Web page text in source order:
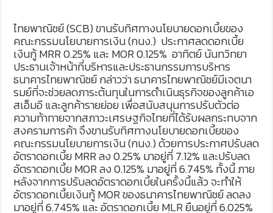
ไทยพาณิชย์ (SCB) ขานรับทิศทางนโยบายดอกเบี้ยของ
คณะกรรมนโยบายการเงิน (กนง.) ประกาศลดดอกเบี้ย
เงินกู้ MRR 0.25% และ MOR 0.125% อาทิตย์ นันทวิทยา
ประธานเจ้าหน้าที่บริหารและประธานกรรมการบริหาร
ธนาคารไทยพาณิชย์ กล่าวว่า ธนาคารไทยพาณิชย์มีเจตนา
รมย์ที่จะช่วยลดภาระต้นทุนในการดำเนินธุรกิจของลูกค้าเอ
สเอ็มอี และลูกค้ารายย่อย เพื่อสนับสนุนการปรับตัวต่อ
ความท้าทายจากสภาวะเศรษฐกิจไทยที่ได้รับผลกระทบจาก
สงครามการค้า จึงขานรับทิศทางนโยบายดอกเบี้ยของ
คณะกรรมนโยบายการเงิน (กนง.) ด้วยการประกาศปรับลด
อัตราดอกเบี้ย MRR ลง 0.25% มาอยู่ที่ 7.12% และปรับลด
อัตราดอกเบี้ย MOR ลง 0.125% มาอยู่ที่ 6.745% ทั้งนี้ ภาย
หลังจากการปรับลดอัตราดอกเบี้ยในครั้งนี้แล้ว จะทำให้
อัตราดอกเบี้ยเงินกู้ MOR ของธนาคารไทยพาณิชย์ ลดลง
มาอยู่ที่ 6.745% และ อัตราดอกเบี้ย MLR ยืนอยู่ที่ 6.025%